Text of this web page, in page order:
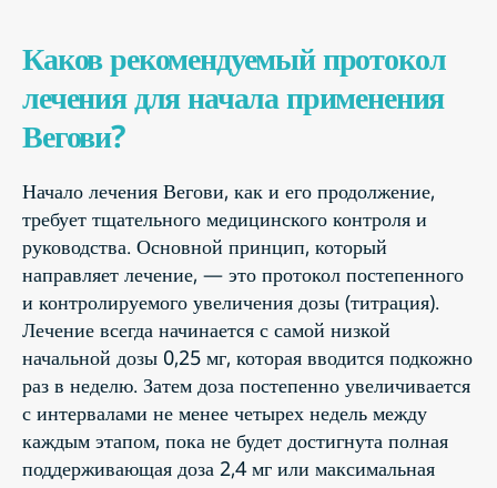
Каков рекомендуемый протокол
лечения для начала применения
Вегови?
Начало лечения Вегови, как и его продолжение,
требует тщательного медицинского контроля и
руководства. Основной принцип, который
направляет лечение, — это протокол постепенного
и контролируемого увеличения дозы (титрация).
Лечение всегда начинается с самой низкой
начальной дозы 0,25 мг, которая вводится подкожно
раз в неделю. Затем доза постепенно увеличивается
с интервалами не менее четырех недель между
каждым этапом, пока не будет достигнута полная
поддерживающая доза 2,4 мг или максимальная